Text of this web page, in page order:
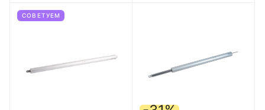
СОВЕТУЕМ